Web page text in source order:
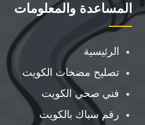
المساعدة والمعلومات
الرئيسية
تصليح مضخات الكويت
فني صحي الكويت
رقم سباك بالكويت